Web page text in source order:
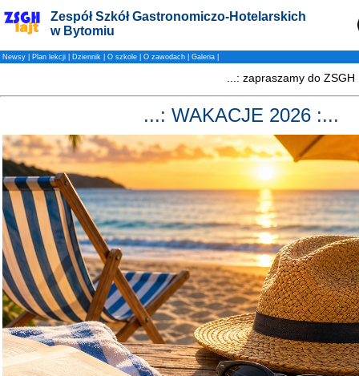
Zespół Szkół Gastronomiczo-Hotelarskich
w Bytomiu
Newsy Plan lekcji Dziennik O szkole O zawodach Galeria
...: WAKACJE 2026 :...